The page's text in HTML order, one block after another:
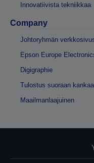
Innovatiivista tekniikkaa
Company
Johtoryhmän
Epson Europe
Digigraphie
Tulostus suoraan
Maailmanlaajuinen